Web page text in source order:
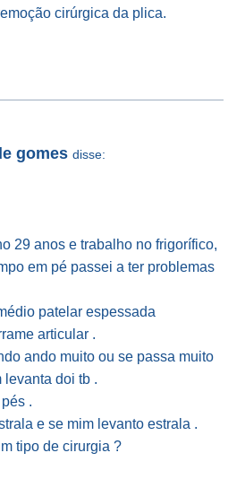
cirúrgica da plica.
gomes disse:
29 anos e trabalho no frigorífico,
em pé passei a ter problemas
patelar espessada
articular .
ando muito ou se passa muito
levanta doi tb .
.
e se mim levanto estrala .
tipo de cirurgia ?